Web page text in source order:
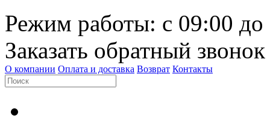
Режим работы: с 09:00 до
Заказать обратный звонок
О компании Оплата и доставка Возврат Контакты